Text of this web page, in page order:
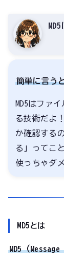
簡単に言う
MD5はファ
る技術だよ
か確認する
る」ってこ
使っちゃダ
MD5とは
MD5（